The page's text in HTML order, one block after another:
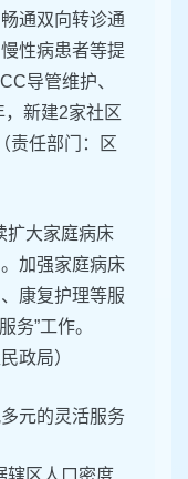
通双向转诊通
性病患者等提
导管维护、
新建2家社区
责任部门：区
扩大家庭病床
加强家庭病床
康复护理等服
务”工作。
政局）
元的灵活服务
辖区人口密度